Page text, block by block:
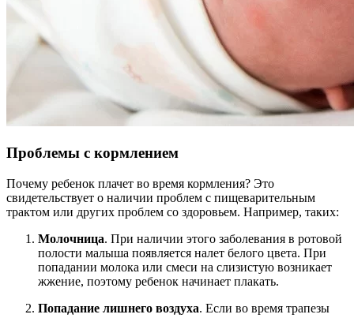
Проблемы с кормлением
Почему ребенок плачет во время кормления? Это
свидетельствует о наличии проблем с пищеварительным
трактом или других проблем со здоровьем. Например, таких:
Молочница. При наличии этого заболевания в ротовой
полости малыша появляется налет белого цвета. При
попадании молока или смеси на слизистую возникает
жжение, поэтому ребенок начинает плакать.
Попадание лишнего воздуха. Если во время трапезы